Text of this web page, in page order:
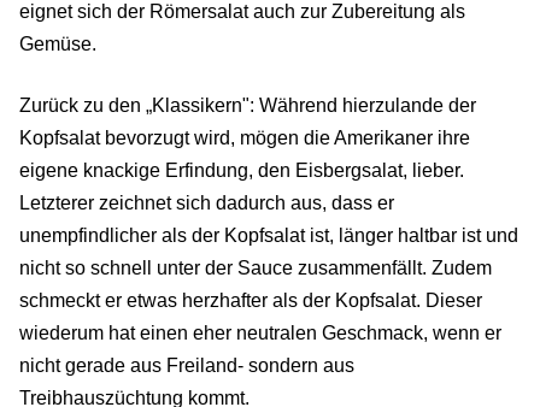
eignet sich der Römersalat auch zur Zubereitung als
Gemüse.
Zurück zu den „Klassikern": Während hierzulande der
Kopfsalat bevorzugt wird, mögen die Amerikaner ihre
eigene knackige Erfindung, den Eisbergsalat, lieber.
Letzterer zeichnet sich dadurch aus, dass er
unempfindlicher als der Kopfsalat ist, länger haltbar ist und
nicht so schnell unter der Sauce zusammenfällt. Zudem
schmeckt er etwas herzhafter als der Kopfsalat. Dieser
wiederum hat einen eher neutralen Geschmack, wenn er
nicht gerade aus Freiland- sondern aus
Treibhauszüchtung kommt.